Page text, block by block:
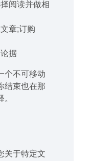
阅读并做相
章;订购
据
个不可移动
结束也在那
关于特定文